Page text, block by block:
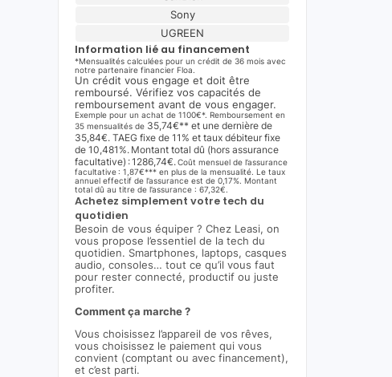
Sony
UGREEN
Information lié au financement
*Mensualités calculées pour un crédit de 36 mois avec
notre partenaire financier Floa.
Un crédit vous engage et doit être
remboursé. Vérifiez vos capacités de
remboursement avant de vous engager.
Exemple pour un achat de 1100€*. Remboursement en
35 mensualités de 35,74€** et une dernière de
35,84€. TAEG fixe de 11% et taux débiteur fixe
de 10,481%. Montant total dû (hors assurance
facultative) : 1286,74€.Coût mensuel de l’assurance
facultative : 1,87€*** en plus de la mensualité. Le taux
annuel effectif de l’assurance est de 0,17%. Montant
total dû au titre de l’assurance : 67,32€.
Achetez simplement votre tech du
quotidien
Besoin de vous équiper ? Chez Leasi, on
vous propose l’essentiel de la tech du
quotidien. Smartphones, laptops, casques
audio, consoles… tout ce qu’il vous faut
pour rester connecté, productif ou juste
profiter.
Comment ça marche ?
Vous choisissez l’appareil de vos rêves,
vous choisissez le paiement qui vous
convient (comptant ou avec financement),
et c’est parti.